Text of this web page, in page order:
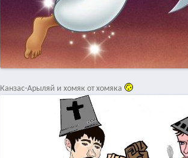
Канзас-Арыляй и хомяк от хомяка